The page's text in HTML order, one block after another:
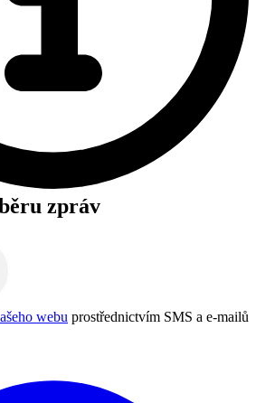
zpráv
webu prostřednictvím SMS a e-mailů